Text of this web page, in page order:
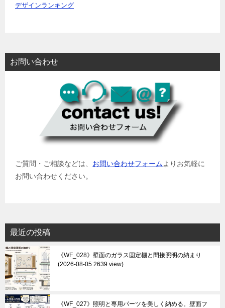
デザインランキング
お問い合わせ
ご質問・ご相談などは、 お問い合わせフォームよりお気軽に
お問い合わせください。
最近の投稿
《WF_028》壁面のガラス固定棚と間接照明の納まり
2026-08-05 2639 view
《WF_027》照明と専用パーツを美しく納める。壁面フ